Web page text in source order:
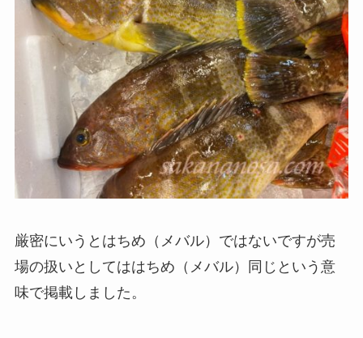
厳密にいうとはちめ（メバル）ではないですが売
場の扱いとしてははちめ（メバル）同じという意
味で掲載しました。